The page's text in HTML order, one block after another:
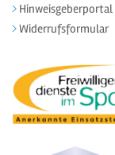
Hinweisgeberportal
Widerrufsformular